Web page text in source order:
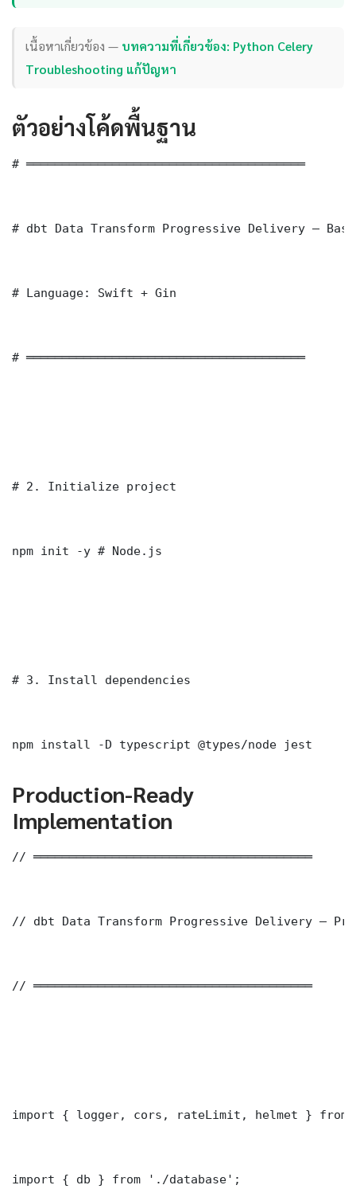
เนื้อหาเกี่ยวข้อง — บทความที่เกี่ยวข้อง: Python Celery
Troubleshooting แก้ปัญหา
ตัวอย่างโค้ดพื้นฐาน
# ═══════════════════════════════════════
# dbt Data Transform Progressive Delivery —
# Language: Swift + Gin
# ═══════════════════════════════════════
# 2. Initialize project
npm init -y # Node.js
# 3. Install dependencies
npm install -D typescript @types/node jest
Production-Ready
Implementation
// ═══════════════════════════════════════
// dbt Data Transform Progressive Delivery —
// ═══════════════════════════════════════
import { logger, cors, rateLimit, helmet } from
import { db } from './database';